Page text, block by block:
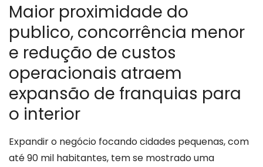
Maior proximidade do
publico, concorrência menor
e redução de custos
operacionais atraem
expansão de franquias para
o interior
Expandir o negócio focando cidades pequenas, com
até 90 mil habitantes, tem se mostrado uma